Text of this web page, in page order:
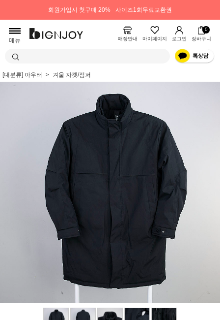
회원가입시 첫구매 20% 사이즈1회무료교환권
메뉴 매장안내 마이페이지 로그인
0
장바구니
[대분류] 아우터 겨울 자켓/점퍼